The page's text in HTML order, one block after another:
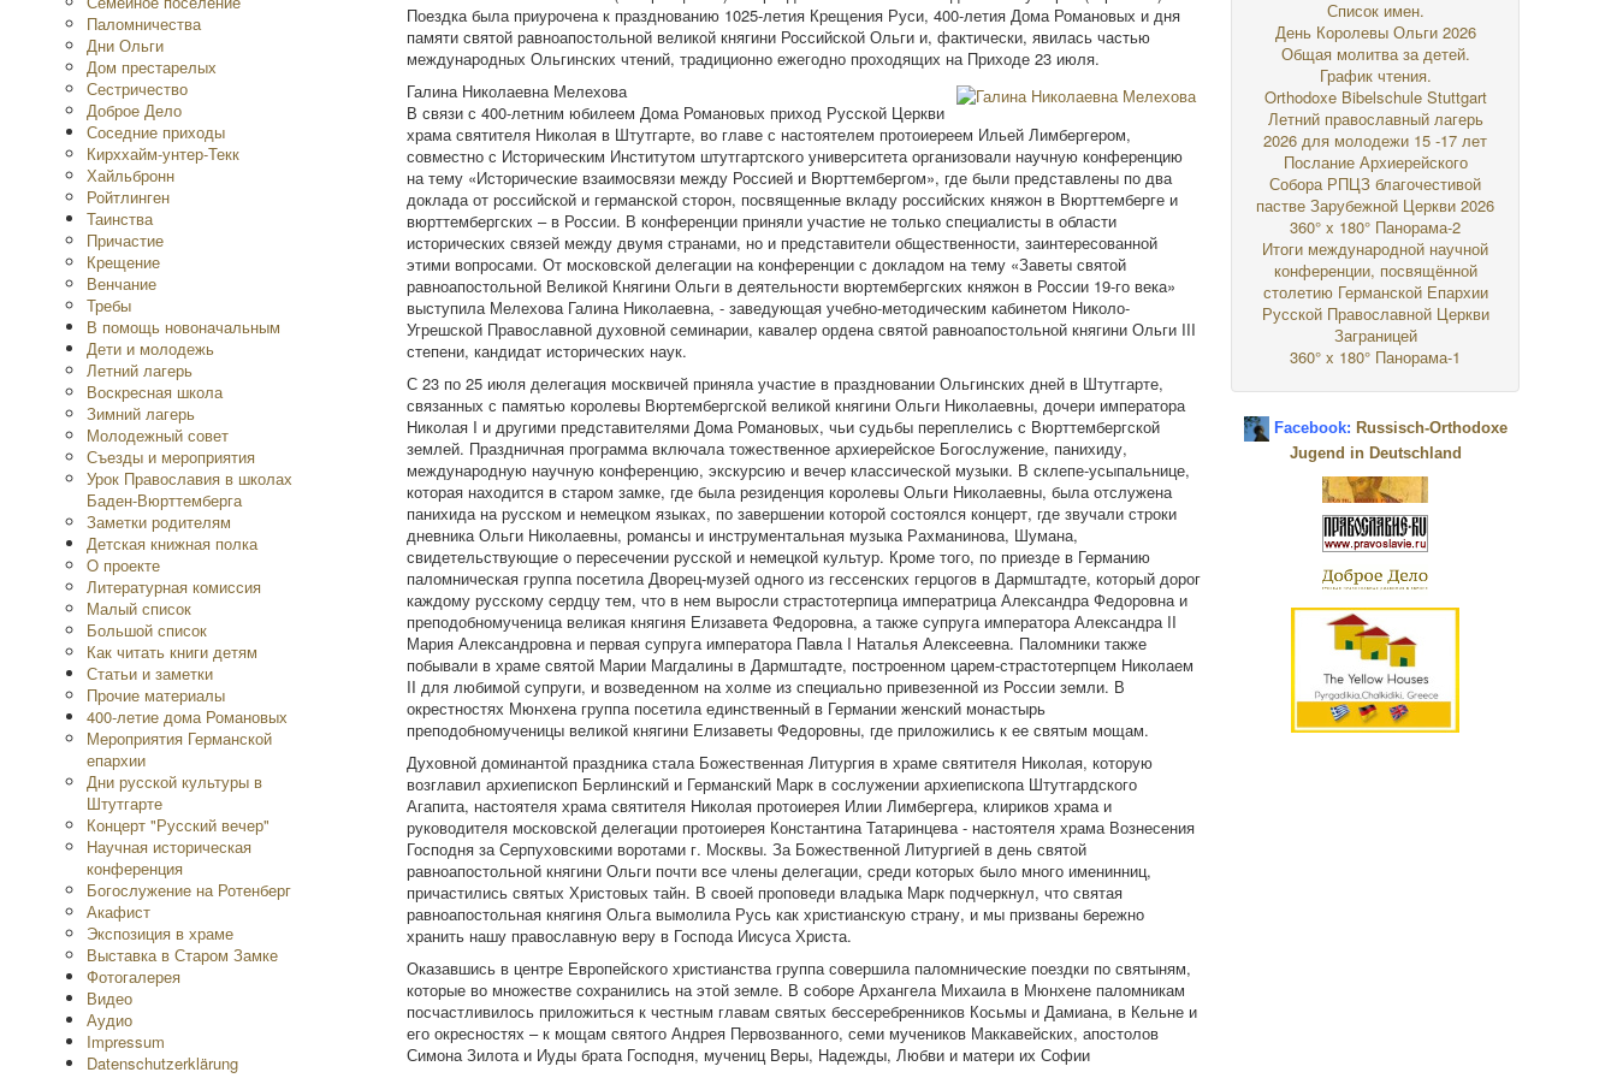
Паломничества
Дни Ольги
Дом престарелых
Сестричество
Доброе Дело
Соседние приходы
Кирххайм-унтер-Текк
Хайльбронн
Ройтлинген
Таинства
Причастие
Крещение
Венчание
Требы
В помощь новоначальным
Дети и молодежь
Летний лагерь
Воскресная школа
Зимний лагерь
Молодежный совет
Съезды и мероприятия
Урок Православия в школах
Баден-Вюрттемберга
Заметки родителям
Детская книжная полка
O проекте
Литературная комиссия
Малый список
Большой список
Как читать книги детям
Статьи и заметки
Прочие материалы
400-летие дома Романовых
Мероприятия Германской
епархии
Дни русской культуры в
Штутгарте
Концерт "Русский вечер"
Научная историческая
конференция
Богослужение на Ротенберг
Акафист
Экспозиция в храме
Выставка в Старом Замке
Фотогалерея
Видео
Аудио
Impressum
Datenschutzerklärung
Поездка была приурочена к празднованию 1025-летия Крещения Руси, 400-летия Дома Романовых и дня
памяти святой равноапостольной великой княгини Российской Ольги и, фактически, явилась частью
международных Ольгинских чтений, традиционно ежегодно проходящих на Приходе 23 июля.
Галина Николаевна Мелехова
В связи с 400-летним юбилеем Дома Романовых приход Русской Церкви
храма святителя Николая в Штутгарте, во главе с настоятелем протоиереем Ильей Лимбергером,
совместно с Историческим Институтом штутгартского университета организовали научную конференцию
на тему «Исторические взаимосвязи между Россией и Вюрттембергом», где были представлены по два
доклада от российской и германской сторон, посвященные вкладу российских княжон в Вюрттемберге и
вюрттембергских – в России. В конференции приняли участие не только специалисты в области
исторических связей между двумя странами, но и представители общественности, заинтересованной
этими вопросами. От московской делегации на конференции с докладом на тему «Заветы святой
равноапостольной Великой Княгини Ольги в деятельности вюртембергских княжон в России 19-го века»
выступила Мелехова Галина Николаевна, - заведующая учебно-методическим кабинетом Николо-
Угрешской Православной духовной семинарии, кавалер ордена святой равноапостольной княгини Ольги III
степени, кандидат исторических наук.
С 23 по 25 июля делегация москвичей приняла участие в праздновании Ольгинских дней в Штутгарте,
связанных с памятью королевы Вюртембергской великой княгини Ольги Николаевны, дочери императора
Николая I и другими представителями Дома Романовых, чьи судьбы переплелись с Вюрттембергской
землей. Праздничная программа включала тожественное архиерейское Богослужение, панихиду,
международную научную конференцию, экскурсию и вечер классической музыки. В склепе-усыпальнице,
которая находится в старом замке, где была резиденция королевы Ольги Николаевны, была отслужена
панихида на русском и немецком языках, по завершении которой состоялся концерт, где звучали строки
дневника Ольги Николаевны, романсы и инструментальная музыка Рахманинова, Шумана,
свидетельствующие о пересечении русской и немецкой культур. Кроме того, по приезде в Германию
паломническая группа посетила Дворец-музей одного из гессенских герцогов в Дармштадте, который дорог
каждому русскому сердцу тем, что в нем выросли страстотерпица императрица Александра Федоровна и
преподобномученица великая княгиня Елизавета Федоровна, а также супруга императора Александра II
Мария Александровна и первая супруга императора Павла I Наталья Алексеевна. Паломники также
побывали в храме святой Марии Магдалины в Дармштадте, построенном царем-страстотерпцем Николаем
II для любимой супруги, и возведенном на холме из специально привезенной из России земли. В
окрестностях Мюнхена группа посетила единственный в Германии женский монастырь
преподобномученицы великой княгини Елизаветы Федоровны, где приложились к ее святым мощам.
Духовной доминантой праздника стала Божественная Литургия в храме святителя Николая, которую
возглавил архиепископ Берлинский и Германский Марк в сослужении архиепископа Штутгардского
Агапита, настоятеля храма святителя Николая протоиерея Илии Лимбергера, клириков храма и
руководителя московской делегации протоиерея Константина Татаринцева - настоятеля храма Вознесения
Господня за Серпуховскими воротами г. Москвы. За Божественной Литургией в день святой
равноапостольной княгини Ольги почти все члены делегации, среди которых было много именинниц,
причастились святых Христовых тайн. В своей проповеди владыка Марк подчеркнул, что святая
равноапостольная княгиня Ольга вымолила Русь как христианскую страну, и мы призваны бережно
хранить нашу православную веру в Господа Иисуса Христа.
Оказавшись в центре Европейского христианства группа совершила паломнические поездки по святыням,
которые во множестве сохранились на этой земле. В соборе Архангела Михаила в Мюнхене паломникам
посчастливилось приложиться к честным главам святых бессеребренников Косьмы и Дамиана, в Кельне и
его окресностях – к мощам святого Андрея Первозванного, семи мучеников Маккавейских, апостолов
Симона Зилота и Иуды брата Господня, мучениц Веры, Надежды, Любви и матери их Софии
Список имен.
День Королевы Ольги 2026
Общая молитва за детей.
График чтения.
Orthodoxe Bibelschule Stuttgart
Летний православный лагерь
2026 для молодежи 15 -17 лет
Послание Архиерейского
Собора РПЦЗ благочестивой
пастве Зарубежной Церкви 2026
360° x 180° Панорама-2
Итоги международной научной
конференции, посвящённой
столетию Германской Епархии
Русской Православной Церкви
Заграницей
360° x 180° Панорама-1
Facebook: Russisch-Orthodoxe
Jugend in Deutschland